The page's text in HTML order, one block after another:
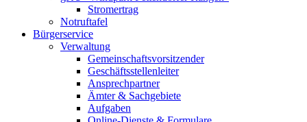
Stromertrag
Notruftafel
Bürgerservice
Verwaltung
Gemeinschaftsvorsitzender
Geschäftsstellenleiter
Ansprechpartner
Ämter & Sachgebiete
Aufgaben